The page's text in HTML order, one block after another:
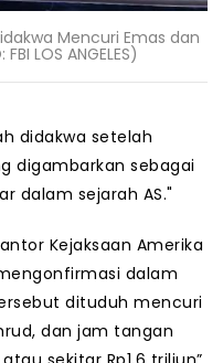
Mencuri Emas dan
LOS ANGELES)
didakwa setelah
digambarkan sebagai
dalam sejarah AS."
Kejaksaan Amerika
dalam
dituduh mencuri
dan jam tangan